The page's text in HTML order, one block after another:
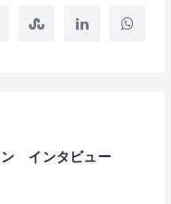
ン インタビュー